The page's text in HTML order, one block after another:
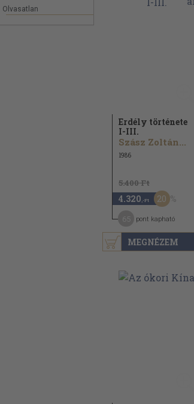
Olvasatlan
MEGNÉZEM
Erdély története
I-III.
Szász Zoltán...
1986
5.400 Ft
4.320 ,-Ft 20
pont kapható